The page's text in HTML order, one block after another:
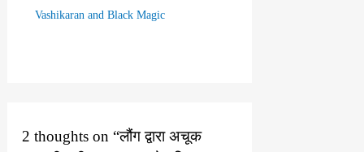
Vashikaran and Black Magic
2 thoughts on “लौंग द्वारा अचूक